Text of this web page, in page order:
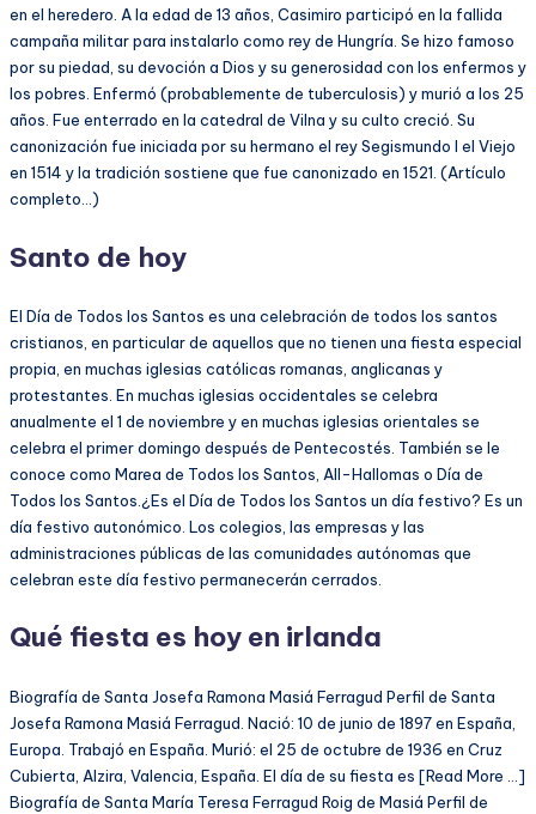
en el heredero. A la edad de 13 años, Casimiro participó en la fallida
campaña militar para instalarlo como rey de Hungría. Se hizo famoso
por su piedad, su devoción a Dios y su generosidad con los enfermos y
los pobres. Enfermó (probablemente de tuberculosis) y murió a los 25
años. Fue enterrado en la catedral de Vilna y su culto creció. Su
canonización fue iniciada por su hermano el rey Segismundo I el Viejo
en 1514 y la tradición sostiene que fue canonizado en 1521. (Artículo
completo…)
Santo de hoy
El Día de Todos los Santos es una celebración de todos los santos
cristianos, en particular de aquellos que no tienen una fiesta especial
propia, en muchas iglesias católicas romanas, anglicanas y
protestantes. En muchas iglesias occidentales se celebra
anualmente el 1 de noviembre y en muchas iglesias orientales se
celebra el primer domingo después de Pentecostés. También se le
conoce como Marea de Todos los Santos, All-Hallomas o Día de
Todos los Santos.¿Es el Día de Todos los Santos un día festivo? Es un
día festivo autonómico. Los colegios, las empresas y las
administraciones públicas de las comunidades autónomas que
celebran este día festivo permanecerán cerrados.
Qué fiesta es hoy en irlanda
Biografía de Santa Josefa Ramona Masiá Ferragud Perfil de Santa
Josefa Ramona Masiá Ferragud. Nació: 10 de junio de 1897 en España,
Europa. Trabajó en España. Murió: el 25 de octubre de 1936 en Cruz
Cubierta, Alzira, Valencia, España. El día de su fiesta es [Read More …]
Biografía de Santa María Teresa Ferragud Roig de Masiá Perfil de